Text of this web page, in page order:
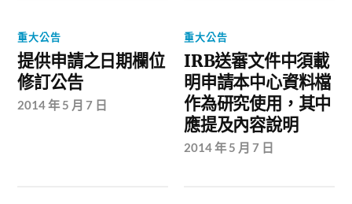
重大公告
提供申請之日期欄位
修訂公告
2014 年 5 月 7 日
重大公告
IRB送審文件中須載
明申請本中心資料檔
作為研究使用，其中
應提及內容說明
2014 年 5 月 7 日